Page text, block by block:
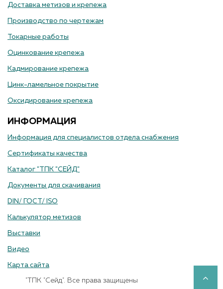
Доставка метизов и крепежа
Производство по чертежам
Токарные работы
Оцинкование крепежа
Кадмирование крепежа
Цинк-ламельное покрытие
Оксидирование крепежа
ИНФОРМАЦИЯ
Информация для специалистов отдела снабжения
Сертификаты качества
Каталог "ТПК "СЕЙД"
Документы для скачивания
DIN/ ГОСТ/ ISO
Калькулятор метизов
Выставки
Видео
Карта сайта
"ТПК "Сейд". Все права защищены